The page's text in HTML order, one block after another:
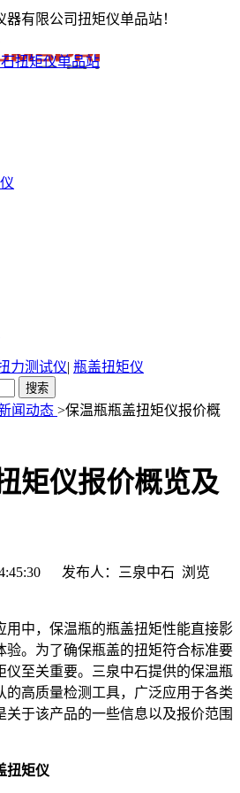
有限公司扭矩仪单品站！
扭矩仪单品站
力测试仪| 瓶盖扭矩仪
闻动态 >保温瓶瓶盖扭矩仪报价概
矩仪报价概览及
发布人：三泉中石 浏览
中，保温瓶的瓶盖扭矩性能直接影
验。为了确保瓶盖的扭矩符合标准要
仪至关重要。三泉中石提供的保温瓶
的高质量检测工具，广泛应用于各类
关于该产品的一些信息以及报价范围
矩仪